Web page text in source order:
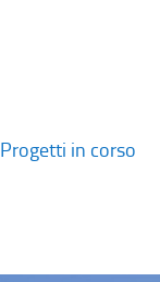
Progetti in corso